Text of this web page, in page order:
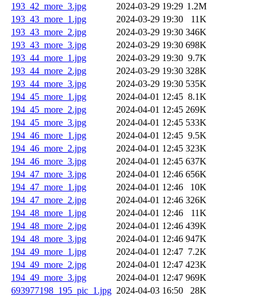
193_42_more_3.jpg
2024-03-29 19:29 1.2M
193_43_more_1.jpg
2024-03-29 19:30
11K
193_43_more_2.jpg
2024-03-29 19:30 346K
193_43_more_3.jpg
2024-03-29 19:30 698K
193_44_more_1.jpg
2024-03-29 19:30 9.7K
193_44_more_2.jpg
2024-03-29 19:30 328K
193_44_more_3.jpg
2024-03-29 19:30 535K
194_45_more_1.jpg
2024-04-01 12:45 8.1K
194_45_more_2.jpg
2024-04-01 12:45 269K
194_45_more_3.jpg
2024-04-01 12:45 533K
194_46_more_1.jpg
2024-04-01 12:45 9.5K
194_46_more_2.jpg
2024-04-01 12:45 323K
194_46_more_3.jpg
2024-04-01 12:45 637K
194_47_more_3.jpg
2024-04-01 12:46 656K
194_47_more_1.jpg
2024-04-01 12:46
10K
194_47_more_2.jpg
2024-04-01 12:46 326K
194_48_more_1.jpg
2024-04-01 12:46
11K
194_48_more_2.jpg
2024-04-01 12:46 439K
194_48_more_3.jpg
2024-04-01 12:46 947K
194_49_more_1.jpg
2024-04-01 12:47 7.2K
194_49_more_2.jpg
2024-04-01 12:47 423K
194_49_more_3.jpg
2024-04-01 12:47 969K
693977198_195_pic_1.jpg 2024-04-03 16:50
28K